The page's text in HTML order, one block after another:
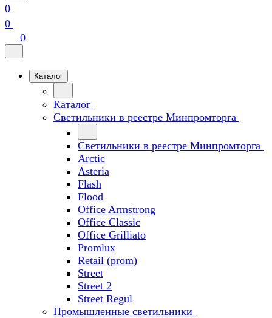
0
0
0
Каталог
Каталог
Светильники в реестре Минпромторга
Светильники в реестре Минпромторга
Arctic
Asteria
Flash
Flood
Office Armstrong
Office Classic
Office Grilliato
Promlux
Retail (prom)
Street
Street 2
Street Regul
Промышленные светильники